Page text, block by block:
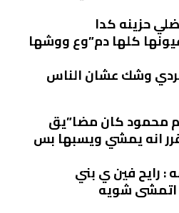
حزينه كدا
كلها دم”وع ووشها
وشك عشان الناس
محمود كان مضا”يق
انه يمشي ويسبها بس
: رايح فين ي بني
اتمشى شويه